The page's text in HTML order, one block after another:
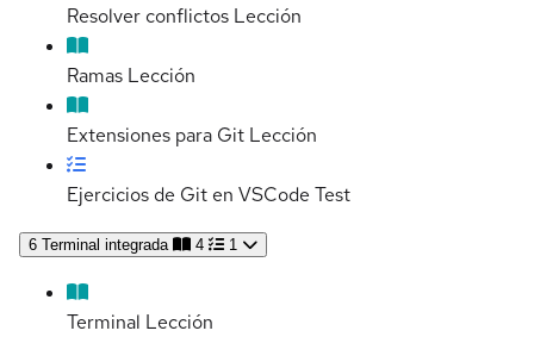
Resolver conflictos Lección
Ramas Lección
Extensiones para Git Lección
Ejercicios de Git en VSCode Test
6 Terminal integrada 4 1
Terminal Lección